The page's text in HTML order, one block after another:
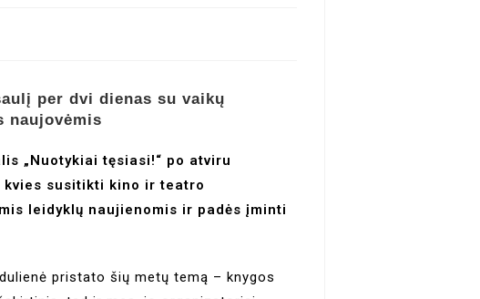
per dvi dienas su vaikų
naujovėmis
„Nuotykiai tęsiasi!“ po atviru
kvies susitikti kino ir teatro
leidyklų naujienomis ir padės įminti
pristato šių metų temą – knygos